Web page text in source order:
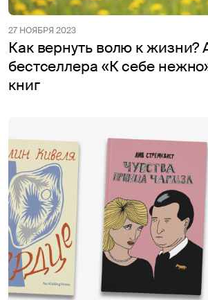
27 НОЯБРЯ 2023
Как вернуть волю к жизни?
бестселлера «К себе
книг